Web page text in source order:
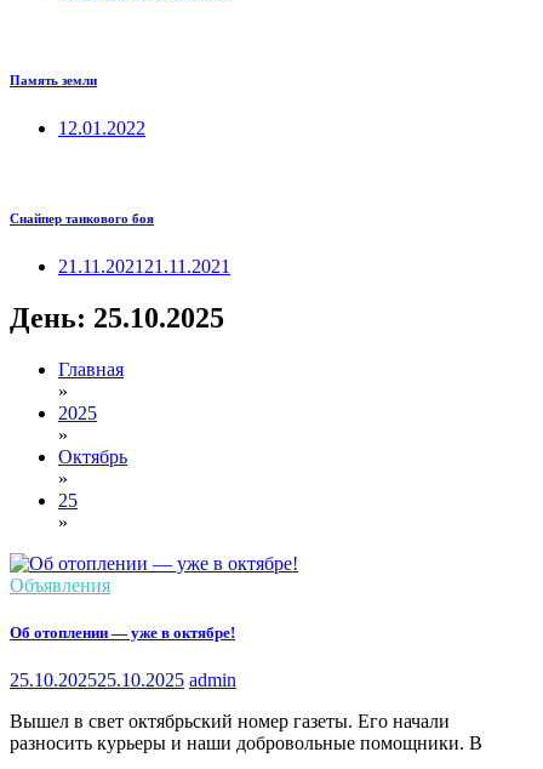
Память земли
12.01.2022
Снайпер танкового боя
21.11.2021 21.11.2021
День: 25.10.2025
Главная
»
2025
»
Октябрь
»
25
»
Объявления
Об отоплении — уже в октябре!
25.10.202525.10.2025 admin
Вышел в свет октябрьский номер газеты. Его начали
разносить курьеры и наши добровольные помощники. В